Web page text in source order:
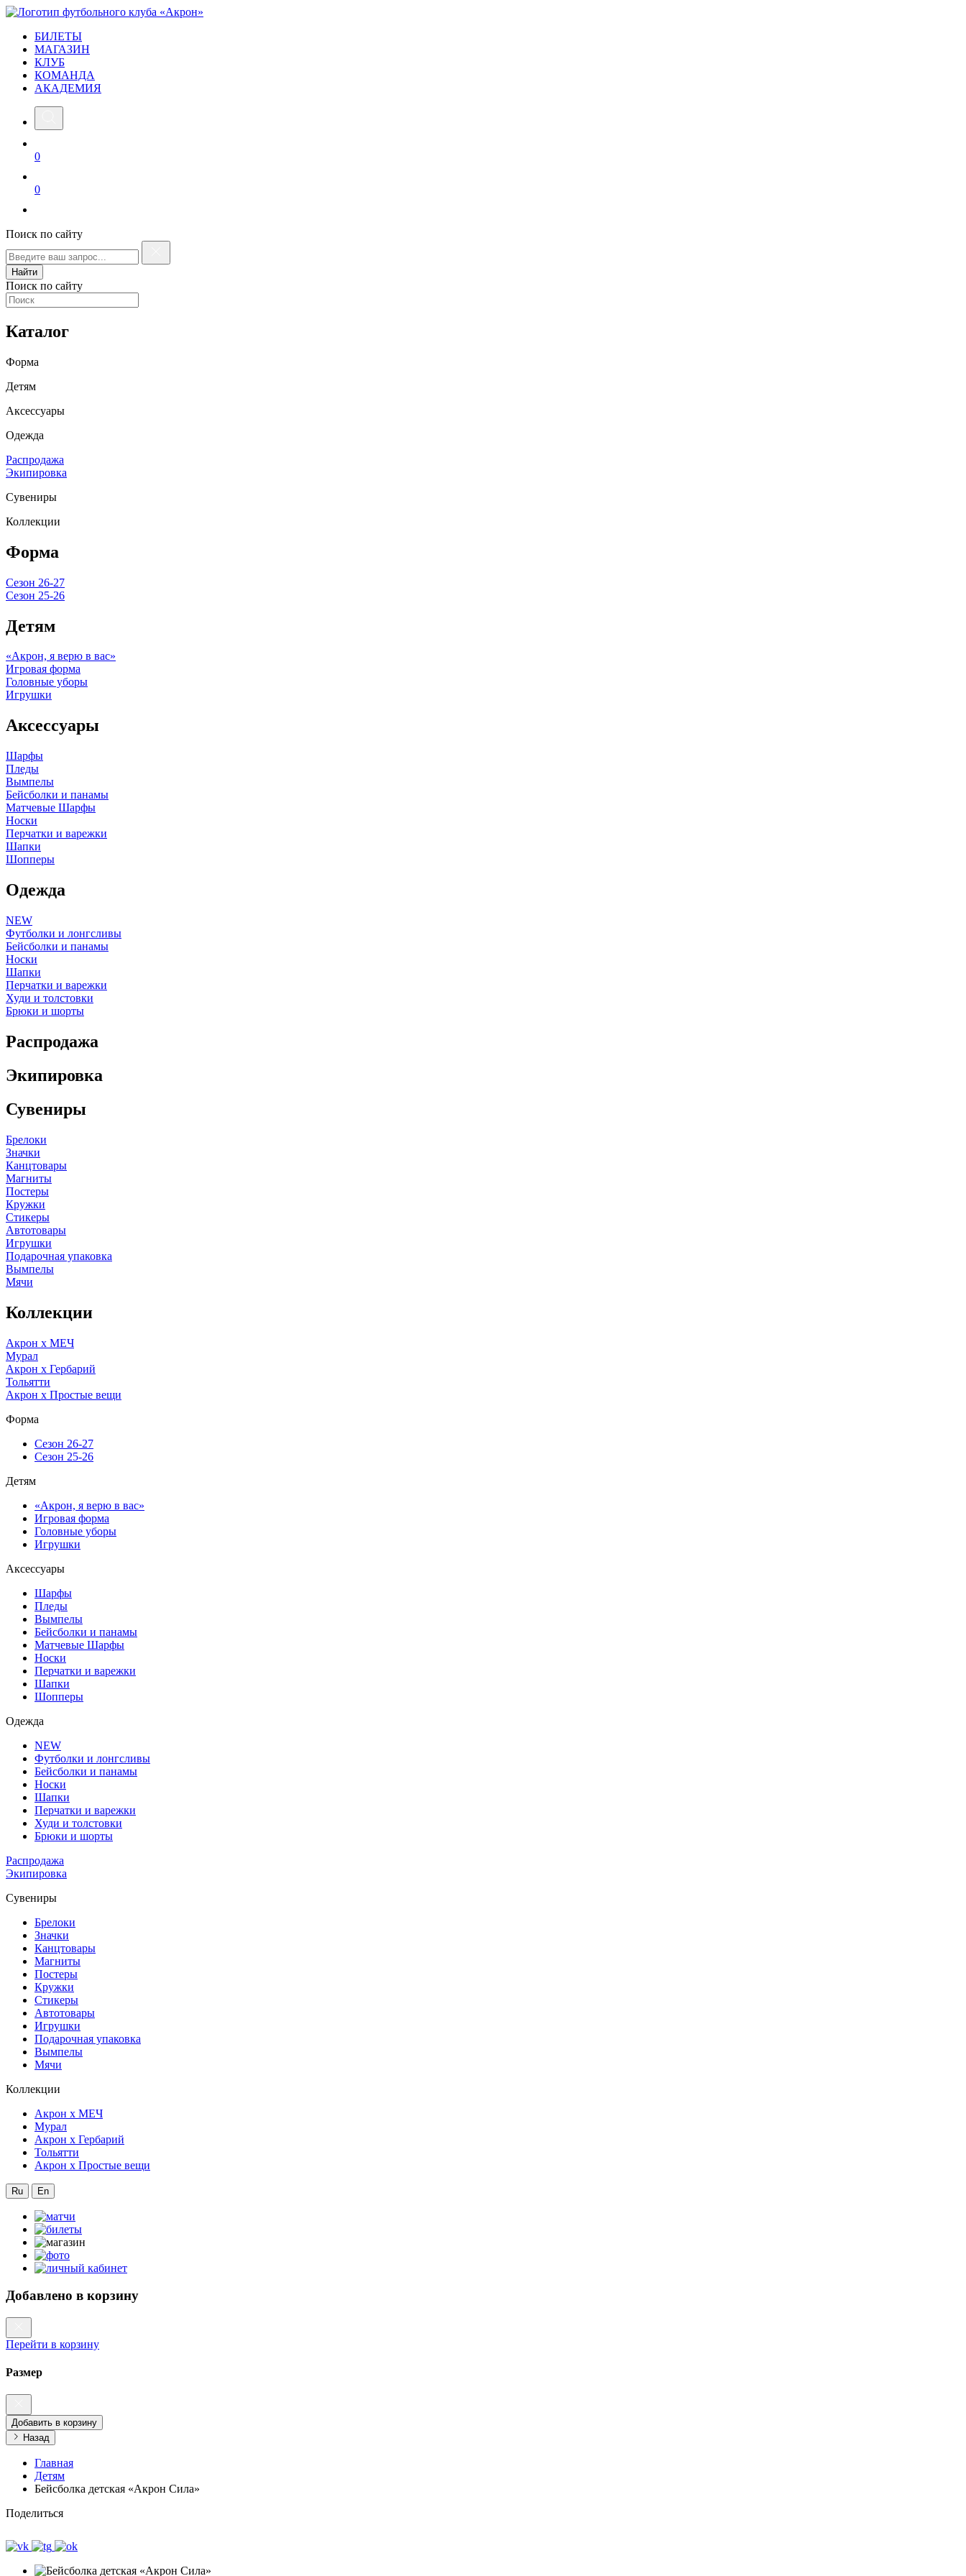
БИЛЕТЫ
МАГАЗИН
КЛУБ
КОМАНДА
АКАДЕМИЯ
0
0
Поиск по сайту
Найти
Поиск по сайту
Каталог
Форма
Детям
Аксессуары
Одежда
Распродажа
Экипировка
Сувениры
Коллекции
Форма
Сезон 26-27
Сезон 25-26
Детям
«Акрон, я верю в вас»
Игровая форма
Головные уборы
Игрушки
Аксессуары
Шарфы
Пледы
Вымпелы
Бейсболки и панамы
Матчевые Шарфы
Носки
Перчатки и варежки
Шапки
Шопперы
Одежда
NEW
Футболки и лонгсливы
Бейсболки и панамы
Носки
Шапки
Перчатки и варежки
Худи и толстовки
Брюки и шорты
Распродажа
Экипировка
Сувениры
Брелоки
Значки
Канцтовары
Магниты
Постеры
Кружки
Стикеры
Автотовары
Игрушки
Подарочная упаковка
Вымпелы
Мячи
Коллекции
Акрон x МЕЧ
Мурал
Акрон x Гербарий
Тольятти
Акрон x Простые вещи
Форма
Сезон 26-27
Сезон 25-26
Детям
«Акрон, я верю в вас»
Игровая форма
Головные уборы
Игрушки
Аксессуары
Шарфы
Пледы
Вымпелы
Бейсболки и панамы
Матчевые Шарфы
Носки
Перчатки и варежки
Шапки
Шопперы
Одежда
NEW
Футболки и лонгсливы
Бейсболки и панамы
Носки
Шапки
Перчатки и варежки
Худи и толстовки
Брюки и шорты
Распродажа
Экипировка
Сувениры
Брелоки
Значки
Канцтовары
Магниты
Постеры
Кружки
Стикеры
Автотовары
Игрушки
Подарочная упаковка
Вымпелы
Мячи
Коллекции
Акрон x МЕЧ
Мурал
Акрон x Гербарий
Тольятти
Акрон x Простые вещи
Ru En
Добавлено в корзину
Перейти в корзину
Размер
Добавить в корзину
Назад
Главная
Детям
Бейсболка детская «Акрон Сила»
Поделиться